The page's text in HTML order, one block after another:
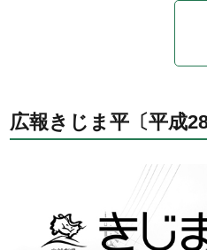
広報きじま平〔平成28